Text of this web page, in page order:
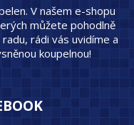
V našem e-shopu
můžete pohodlně
rádi vás uvidíme a
koupelnou!